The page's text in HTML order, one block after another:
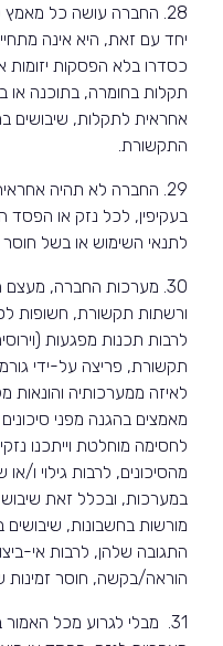
28. החברה עושה כל
יחד עם זאת, היא אינה
כסדרו בלא הפסקות
תקלות בחומרה, בתוכנה או
אחראית לתקלות, שיבושים
התקשורת.
29. החברה לא תהיה
בעקיפין, לכל נזק או
לתנאי השימוש או בשל
30. מערכות החברה, מעצם
ורשתות תקשורת, חשופות
לרבות תכנות מפגעות
תקשורת, פריצה על-ידי
לאיזה ממערכותיה והונאות
מאמצים בהגנה מפני
לחסימה מוחלטת וייתכנו
מהסיכונים, לרבות גילוי ו/
במערכות, ובכלל זאת
מורשות בחשבונות,
התגובה שלהן, לרבות אי-
הוראה/בקשה, חוסר זמינות
31. מבלי לגרוע מכל